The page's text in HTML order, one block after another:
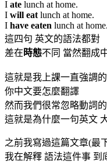
I ate lunch at home.
I will eat lunch at home.
I have eaten lunch at home.
這四句 英文的語法都對
差在 時態不同 當然翻成
這就是我上課一直強調的
你中文要怎麼翻譯
然而我們很常忽略動詞
這就是為什麼一句英文
之前我寫過這篇文章(最
我在解釋 語法這件事 到